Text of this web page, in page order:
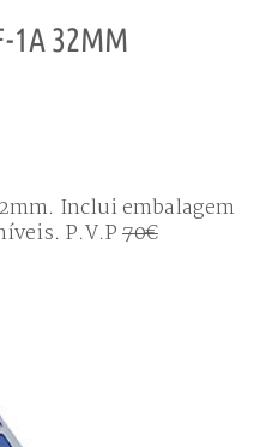
1A 32MM
Inclui embalagem
P.V.P 70€